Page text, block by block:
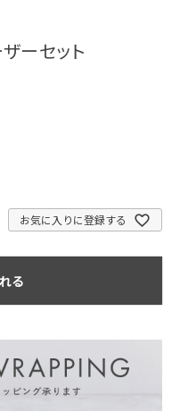
ーセット
お気に入りに登録する
る